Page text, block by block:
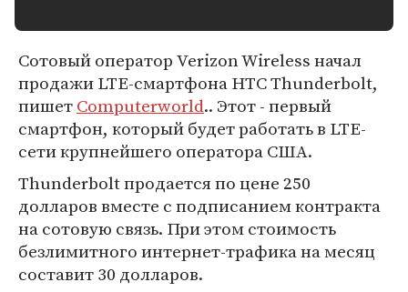
Сотовый оператор Verizon Wireless начал
продажи LTE-смартфона HTC Thunderbolt,
пишетComputerworld.. Этот - первый
смартфон, который будет работать в LTE-
сети крупнейшего оператора США.
Thunderbolt продается по цене 250
долларов вместе с подписанием контракта
на сотовую связь. При этом стоимость
безлимитного интернет-трафика на месяц
составит 30 долларов.